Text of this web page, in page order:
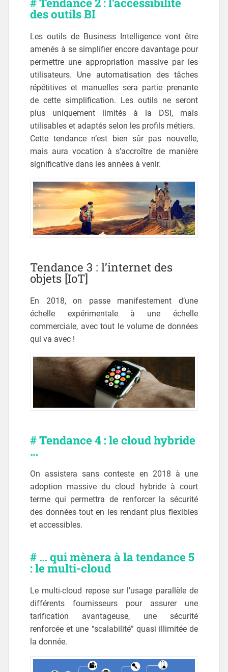
des outils BI
Les outils de Business Intelligence vont être
amenés à se simplifier encore davantage pour
permettre une appropriation massive par les
utilisateurs. Une automatisation des tâches
répétitives et manuelles sera partie prenante
de cette simplification. Les outils ne seront
plus uniquement limités à la DSI, mais
utilisables et adaptés selon les profils métiers.
Cette tendance n’est bien sûr pas nouvelle,
mais aura vocation à s’accroître de manière
significative dans les années à venir.
Tendance 3 : l’internet des
objets [IoT]
En 2018, on passe manifestement d’une
échelle expérimentale à une échelle
commerciale, avec tout le volume de données
qui va avec !
# Tendance 4 : le cloud hybride
…
On assistera sans conteste en 2018 à une
adoption massive du cloud hybride à court
terme qui permettra de renforcer la sécurité
des données tout en les rendant plus flexibles
et accessibles.
# … qui mènera à la tendance 5
: le multi-cloud
Le multi-cloud repose sur l’usage parallèle de
différents fournisseurs pour assurer une
tarification avantageuse, une sécurité
renforcée et une “scalabilité” quasi illimitée de
la donnée.